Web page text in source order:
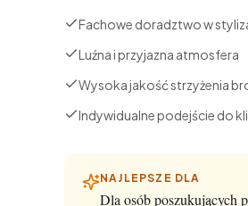
Fachowe doradztwo w
Luźna i przyjazna atmosfera
Wysoka jakość strzyżenia
Indywidualne podejście do
NAJLEPSZE DLA
Dla osób poszukujących